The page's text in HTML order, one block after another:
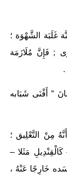
الشَّهْوَة ؛
; فَإِنَّ مُلَازَمَة
.
” أَفْنَى شَبَابه
مِنْ التَّعْلِيق ؛
مَثَلا –
خَارِجًا عَنْهُ ،